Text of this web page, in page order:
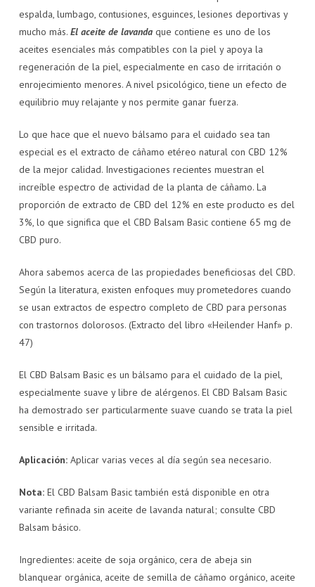
espalda, lumbago, contusiones, esguinces, lesiones deportivas y
mucho más. El aceite de lavandaque contiene es uno de los
aceites esenciales más compatibles con la piel y apoya la
regeneración de la piel, especialmente en caso de irritación o
enrojecimiento menores. A nivel psicológico, tiene un efecto de
equilibrio muy relajante y nos permite ganar fuerza.
Lo que hace que el nuevo bálsamo para el cuidado sea tan
especial es el extracto de cáñamo etéreo natural con CBD 12%
de la mejor calidad. Investigaciones recientes muestran el
increíble espectro de actividad de la planta de cáñamo. La
proporción de extracto de CBD del 12% en este producto es del
3%, lo que significa que el CBD Balsam Basic contiene 65 mg de
CBD puro.
Ahora sabemos acerca de las propiedades beneficiosas del CBD.
Según la literatura, existen enfoques muy prometedores cuando
se usan extractos de espectro completo de CBD para personas
con trastornos dolorosos. (Extracto del libro «Heilender Hanf» p.
47)
El CBD Balsam Basic es un bálsamo para el cuidado de la piel,
especialmente suave y libre de alérgenos. El CBD Balsam Basic
ha demostrado ser particularmente suave cuando se trata la piel
sensible e irritada.
Aplicación: Aplicar varias veces al día según sea necesario.
Nota:El CBD Balsam Basic también está disponible en otra
variante refinada sin aceite de lavanda natural; consulte CBD
Balsam básico.
Ingredientes: aceite de soja orgánico, cera de abeja sin
blanquear orgánica, aceite de semilla de cáñamo orgánico, aceite